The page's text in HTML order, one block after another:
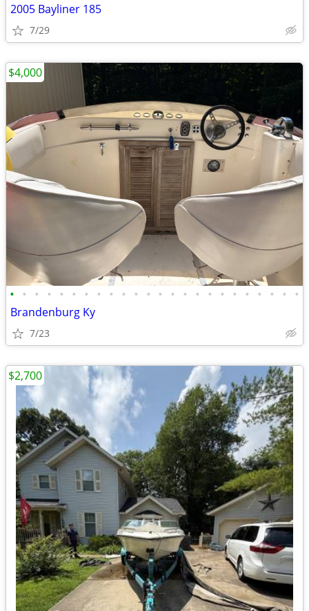
2005 Bayliner 185
7/29
• • • • • • • • • • • • • • • • • • • • • • • •
Brandenburg Ky
7/23
$4,000
$2,700